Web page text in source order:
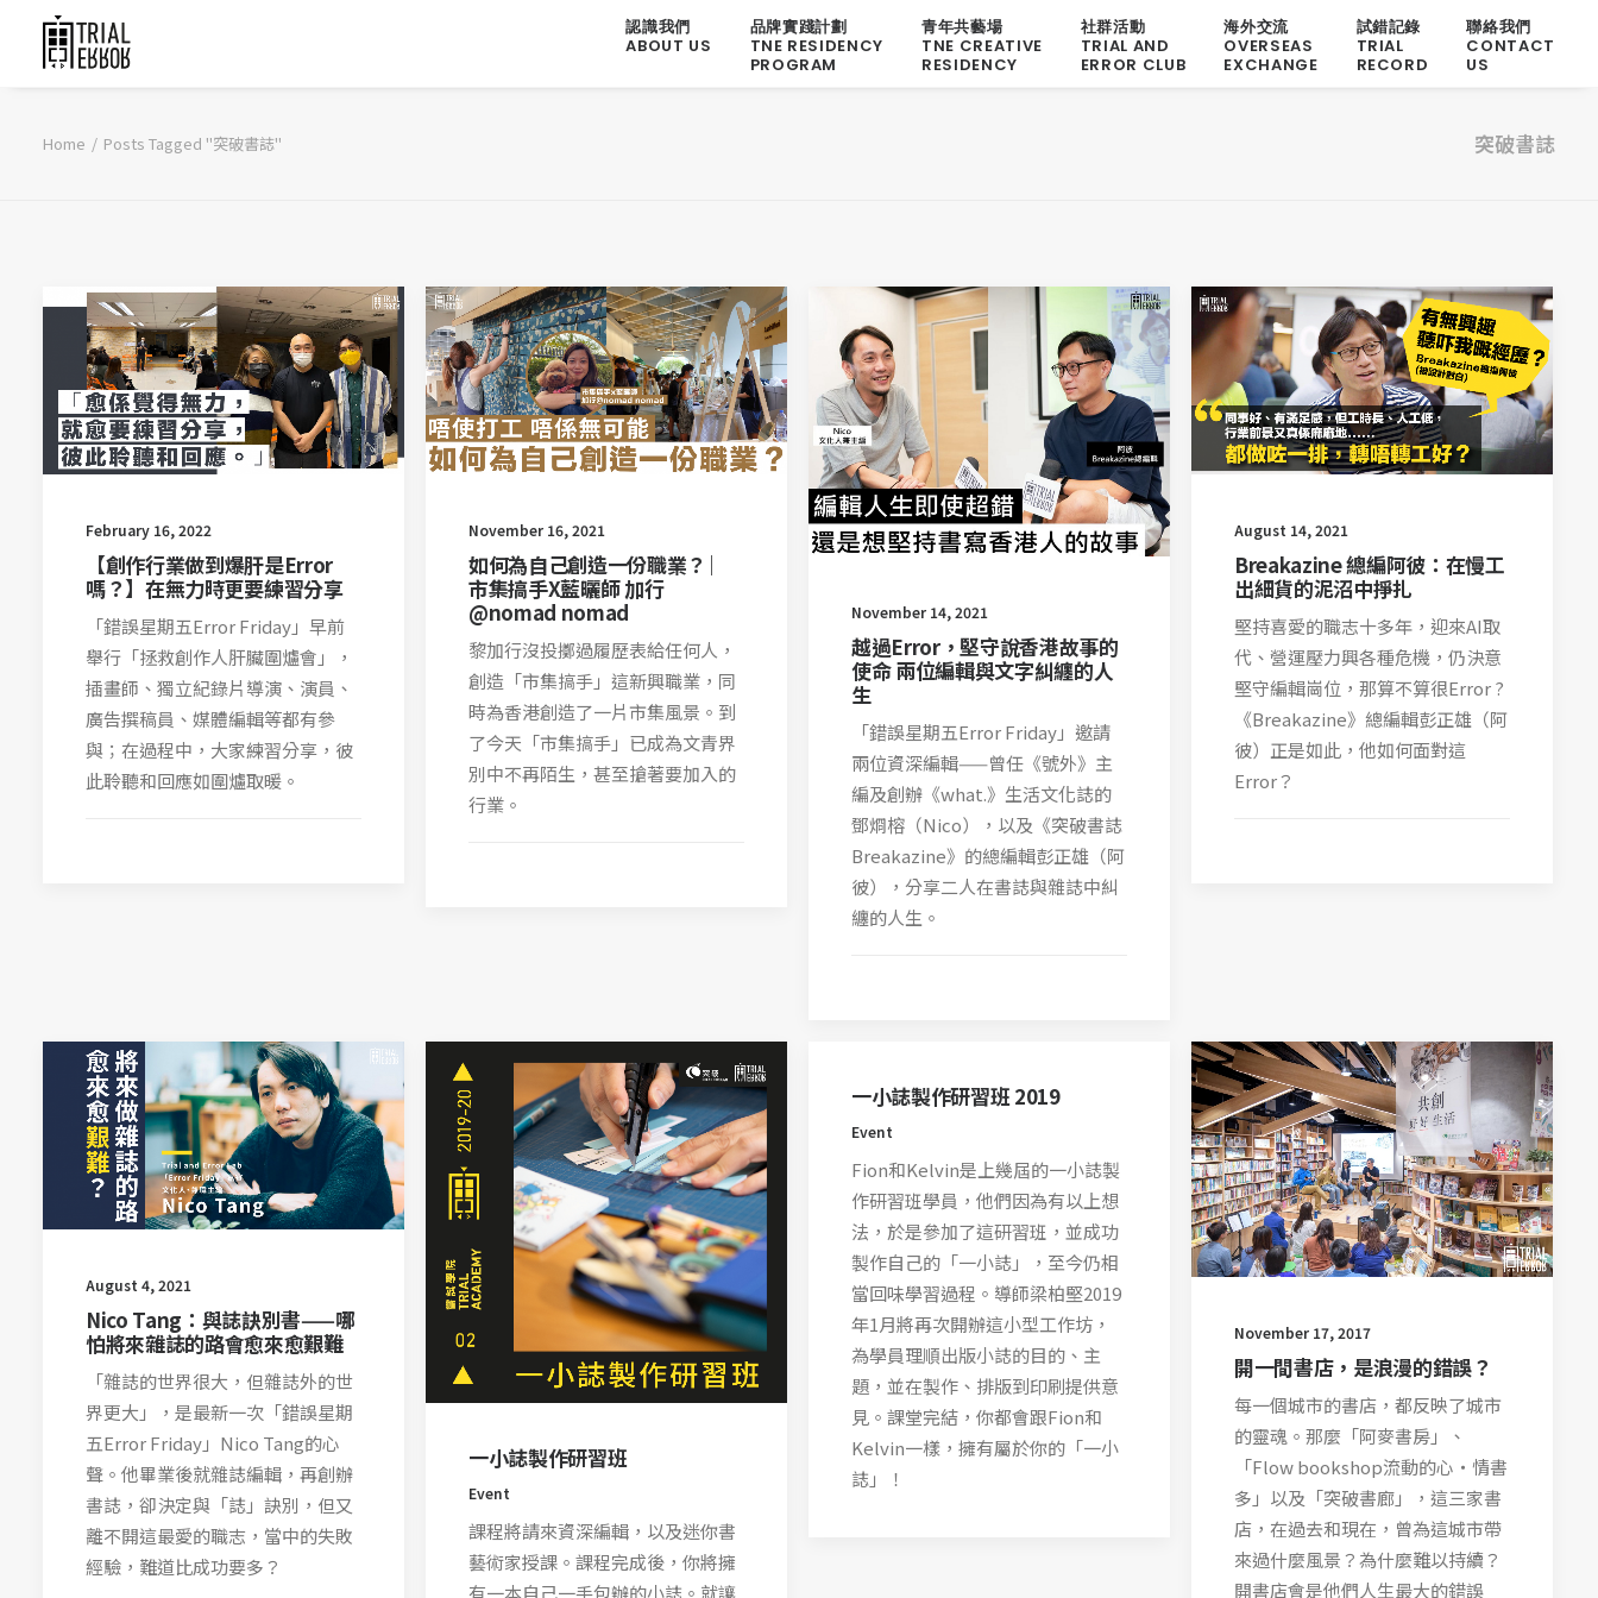
認識我們
ABOUT US
品牌實踐計劃
TNE RESIDENCY
PROGRAM
青年共藝場
TNE CREATIVE
RESIDENCY
社群活動
TRIAL AND
ERROR CLUB
海外交流
OVERSEAS
EXCHANGE
試錯記錄
TRIAL
RECORD
聯絡我們
CONTACT
US
突破書誌
Home Posts Tagged "突破書誌"
February 16, 2022
【創作行業做到爆肝是Error
嗎？】在無力時更要練習分享
「錯誤星期五Error Friday」早前
舉行「拯救創作人肝臟圍爐會」，
插畫師、獨立紀錄片導演、演員、
廣告撰稿員、媒體編輯等都有參
與；在過程中，大家練習分享，彼
此聆聽和回應如圍爐取暖。
November 16, 2021
如何為自己創造一份職業？ ︳
市集搞手X藍曬師 加行
@nomad nomad
黎加行沒投擲過履歷表給任何人，
創造「市集搞手」這新興職業，同
時為香港創造了一片市集風景。到
了今天「市集搞手」已成為文青界
別中不再陌生，甚至搶著要加入的
行業。
November 14, 2021
越過Error，堅守說香港故事的
使命 兩位編輯與文字糾纏的人
生
「錯誤星期五Error Friday」邀請
兩位資深編輯——曾任《號外》主
編及創辦《what.》生活文化誌的
鄧烱榕（Nico），以及《突破書誌
Breakazine》的總編輯彭正雄（阿
彼），分享二人在書誌與雜誌中糾
纏的人生。
August 14, 2021
Breakazine 總編阿彼：在慢工
出細貨的泥沼中掙扎
堅持喜愛的職志十多年，迎來AI取
代、營運壓力興各種危機，仍決意
堅守編輯崗位，那算不算很Error ?
《Breakazine》總編輯彭正雄（阿
彼）正是如此，他如何面對這
Error？
August 4, 2021
Nico Tang：與誌訣別書——哪
怕將來雜誌的路會愈來愈艱難
「雜誌的世界很大，但雜誌外的世
界更大」，是最新一次「錯誤星期
五Error Friday」Nico Tang的心
聲。他畢業後就雜誌編輯，再創辦
書誌，卻決定與「誌」訣別，但又
離不開這最愛的職志，當中的失敗
經驗，難道比成功要多？
一小誌製作研習班
Event
課程將請來資深編輯，以及迷你書
藝術家授課。課程完成後，你將擁
有一本自己一手包辦的小誌。就讓
一小誌製作研習班 2019
Event
Fion和Kelvin是上幾屆的一小誌製
作研習班學員，他們因為有以上想
法，於是參加了這研習班，並成功
製作自己的「一小誌」，至今仍相
當回味學習過程。導師梁柏堅2019
年1月將再次開辦這小型工作坊，
為學員理順出版小誌的目的、主
題，並在製作、排版到印刷提供意
見。課堂完結，你都會跟Fion和
Kelvin一樣，擁有屬於你的「一小
誌」！
November 17, 2017
開一間書店，是浪漫的錯誤？
每一個城市的書店，都反映了城市
的靈魂。那麼「阿麥書房」、
「Flow bookshop流動的心‧情書
多」以及「突破書廊」，這三家書
店，在過去和現在，曾為這城市帶
來過什麼風景？為什麼難以持續？
開書店會是他們人生最大的錯誤